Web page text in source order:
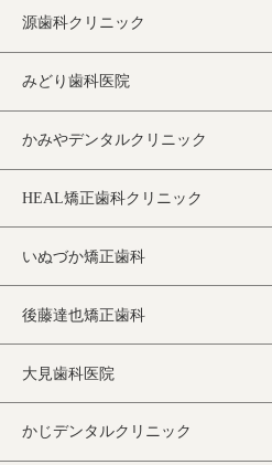
源歯科クリニック
みどり歯科医院
かみやデンタルクリニック
HEAL矯正歯科クリニック
いぬづか矯正歯科
後藤達也矯正歯科
大見歯科医院
かじデンタルクリニック